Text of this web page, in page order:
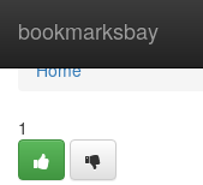
bookmarksbay
Home
Home
1